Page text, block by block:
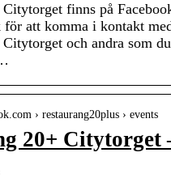
Citytorget finns på
för att komma i kontakt
och andra som
› restaurang20plus › events
20+ Citytorget